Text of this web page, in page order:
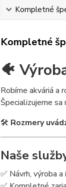
Kompletné
Kompletné
🐠
Robíme akváriá a
Špecializujeme sa
🛠 Rozmery
Naše
✅ Návrh, výroba